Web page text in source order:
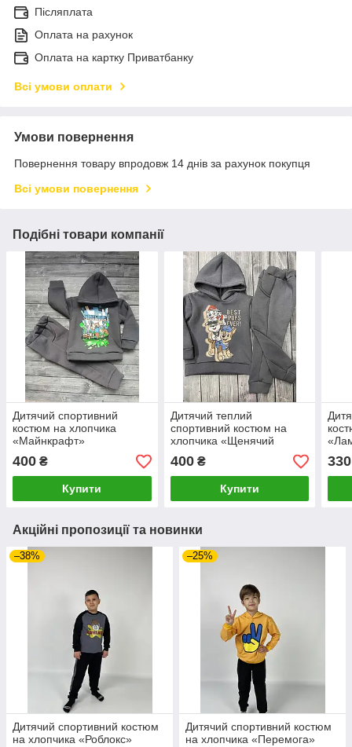
Післяплата
Оплата на рахунок
Оплата на картку Приватбанку
Всі умови оплати
Умови повернення
Повернення товару впродовж 14 днів за рахунок покупця
Всі умови повернення
Подібні товари компанії
Дитячий спортивний
костюм на хлопчика
«Майнкрафт»
400 ₴
Купити
Дитячий теплий
спортивний костюм на
хлопчика «Щенячий
патруль "
400₴
Купити
330
Акційні пропозиції та новинки
–38%
Дитячий спортивний костюм
на хлопчика «Роблокс»
–25%
Дитячий спортивний костюм
на хлопчика «Перемога»